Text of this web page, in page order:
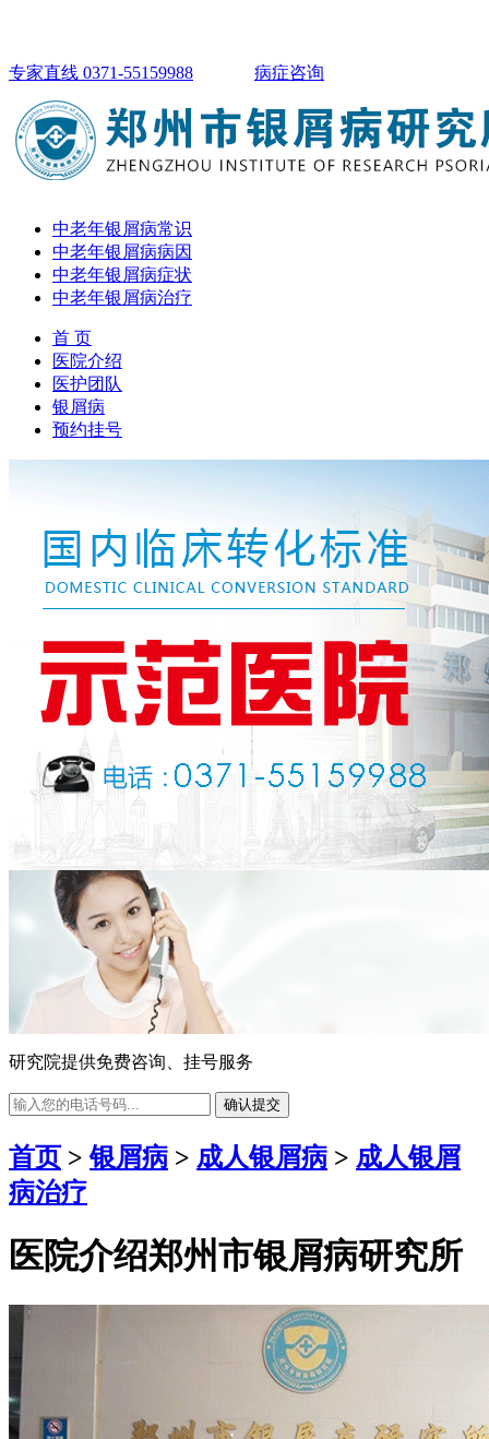
专家直线 0371-55159988 病症咨询
中老年银屑病常识
中老年银屑病病因
中老年银屑病症状
中老年银屑病治疗
首 页
医院介绍
医护团队
银屑病
预约挂号
研究院提供免费咨询、挂号服务
确认提交
首页 >银屑病 > 成人银屑病 > 成人银屑
病治疗
医院介绍郑州市银屑病研究所